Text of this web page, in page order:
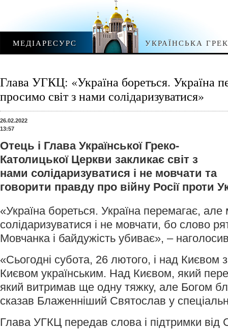
МЕДІАРЕСУРС УКРАЇНСЬКА
Глава УГКЦ: «Україна бореться. Україна
просимо світ з нами солідаризуватися»
26.02.2022
13:57
Отець і Глава Української Греко-
Католицької Церкви закликає світ з
нами солідаризуватися і не мовчати та
говорити правду про війну Росії проти
«Україна бореться. Україна перемагає,
солідаризуватися і не мовчати, бо слово
Мовчанка і байдужість убиває», –
«Сьогодні субота, 26 лютого, і над Києвом
Києвом українським. Над Києвом, який
який витримав ще одну тяжку, але Богом
сказав Блаженніший Святослав у
Глава УГКЦ передав слова і підтримки